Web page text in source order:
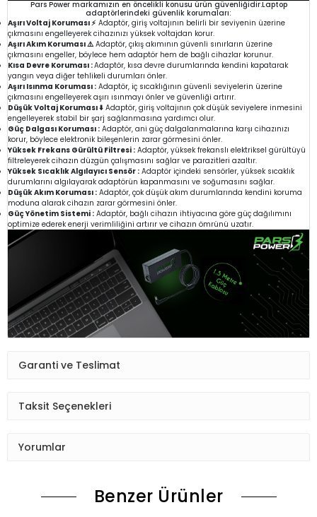
Pars Power markamızın en öncelikli konusu ürün güvenliğidir.Laptop
adaptörlerindeki güvenlik korumaları:
Aşırı Voltaj Koruması ⚡ Adaptör, giriş voltajının belirli bir seviyenin üzerine
çıkmasını engelleyerek cihazınızı yüksek voltajdan korur.
Aşırı Akım Koruması ⚠️Adaptör, çıkış akımının güvenli sınırların üzerine
çıkmasını engeller, böylece hem adaptör hem de bağlı cihazlar korunur.
Kısa Devre Koruması :Adaptör, kısa devre durumlarında kendini kapatarak
yangın veya diğer tehlikeli durumları önler.
Aşırı Isınma Koruması : Adaptör, iç sıcaklığının güvenli seviyelerin üzerine
çıkmasını engelleyerek aşırı ısınmayı önler ve güvenliği artırır.
Düşük Voltaj Koruması ⬇️ Adaptör, giriş voltajının çok düşük seviyelere inmesini
engelleyerek stabil bir şarj sağlanmasına yardımcı olur.
Güç Dalgası Koruması : Adaptör, ani güç dalgalanmalarına karşı cihazınızı
korur, böylece elektronik bileşenlerin zarar görmesini önler.
Yüksek Frekans Gürültü Filtresi : Adaptör, yüksek frekanslı elektriksel gürültüyü
filtreleyerek cihazın düzgün çalışmasını sağlar ve parazitleri azaltır.
Yüksek Sıcaklık Algılayıcı Sensör : Adaptör içindeki sensörler, yüksek sıcaklık
durumlarını algılayarak adaptörün kapanmasını ve soğumasını sağlar.
Düşük Akım Koruması : Adaptör, çok düşük akım durumlarında kendini koruma
moduna alarak cihazın zarar görmesini önler.
Güç Yönetim Sistemi : Adaptör, bağlı cihazın ihtiyacına göre güç dağılımını
optimize ederek enerji verimliliğini artırır ve cihazın ömrünü uzatır.
Garanti ve Teslimat
Taksit Seçenekleri
Yorumlar
Benzer Ürünler